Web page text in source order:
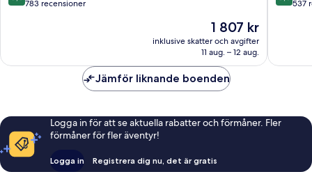
av
783 recensioner
Priset
1 807 kr
1 807 kr
inklusive skatter och avgifter
11 aug. – 12 aug.
av
537
Jämför liknande boenden
Logga in för att se aktuella rabatter och förmåner. Fler
förmåner för fler äventyr!
Logga in Registrera dig nu, det är gratis